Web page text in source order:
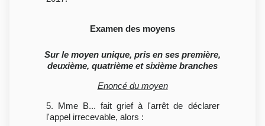
Examen des moyens
Sur le moyen unique, pris en ses première,
deuxième, quatrième et sixième branches
Enoncé du moyen
5. Mme B... fait grief à l'arrêt de déclarer
l'appel irrecevable, alors :